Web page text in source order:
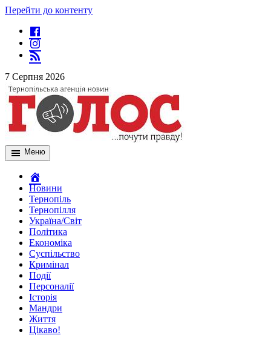
Перейти до контенту
7 Серпня 2026
Меню
Новини
Тернопіль
Тернопілля
Україна/Світ
Політика
Економіка
Суспільство
Кримінал
Події
Персоналії
Історія
Мандри
Життя
Цікаво!